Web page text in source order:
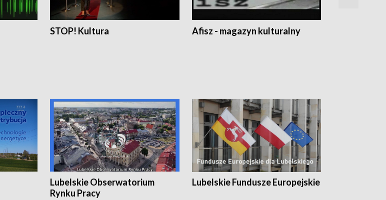
STOP! Kultura Afisz - magazyn kulturalny
Lubelskie Obserwatorium
Rynku Pracy
Lubelskie Fundusze Europejskie